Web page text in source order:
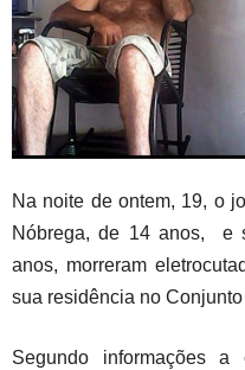
Na noite de ontem, 19, o
Nóbrega, de 14 anos, e
anos, morreram
sua residência no
Segundo informações